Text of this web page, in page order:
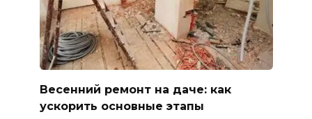
Весенний ремонт на даче: как
ускорить основные этапы